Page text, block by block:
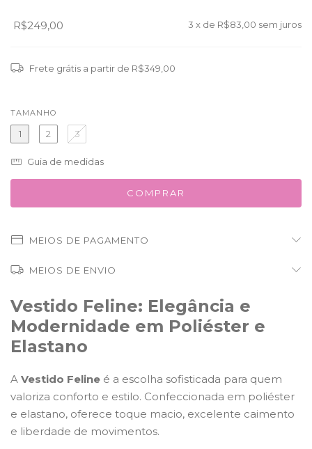
R$249,00 3 x de R$83,00 sem juros
Frete grátis a partir de R$349,00
TAMANHO
1 2 3
Guia de medidas
MEIOS DE PAGAMENTO
MEIOS DE ENVIO
Vestido Feline: Elegância e
Modernidade em Poliéster e
Elastano
A Vestido Feline é a escolha sofisticada para quem
valoriza conforto e estilo. Confeccionada em poliéster
e elastano, oferece toque macio, excelente caimento
e liberdade de movimentos.